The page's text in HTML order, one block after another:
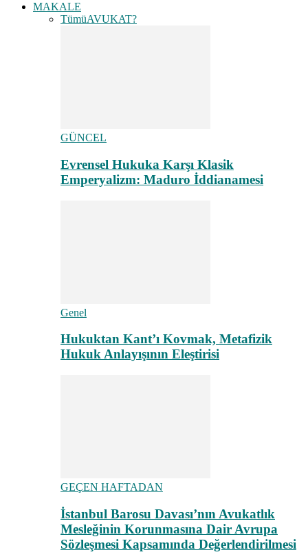
MAKALE
TümüAVUKAT?
GÜNCEL
Evrensel Hukuka Karşı Klasik
Emperyalizm: Maduro İddianamesi
Genel
Hukuktan Kant’ı Kovmak, Metafizik
Hukuk Anlayışının Eleştirisi
GEÇEN HAFTADAN
İstanbul Barosu Davası’nın Avukatlık
Mesleğinin Korunmasına Dair Avrupa
Sözleşmesi Kapsamında Değerlendirilmesi